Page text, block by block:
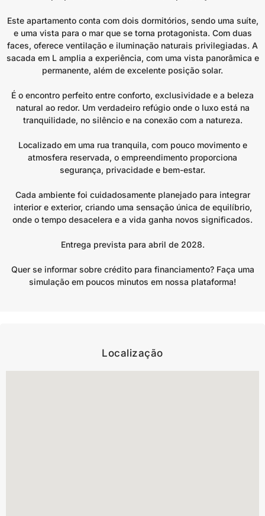
Este apartamento conta com dois dormitórios, sendo uma suíte,
e uma vista para o mar que se torna protagonista. Com duas
faces, oferece ventilação e iluminação naturais privilegiadas. A
sacada em L amplia a experiência, com uma vista panorâmica e
permanente, além de excelente posição solar.
É o encontro perfeito entre conforto, exclusividade e a beleza
natural ao redor. Um verdadeiro refúgio onde o luxo está na
tranquilidade, no silêncio e na conexão com a natureza.
Localizado em uma rua tranquila, com pouco movimento e
atmosfera reservada, o empreendimento proporciona
segurança, privacidade e bem-estar.
Cada ambiente foi cuidadosamente planejado para integrar
interior e exterior, criando uma sensação única de equilíbrio,
onde o tempo desacelera e a vida ganha novos significados.
Entrega prevista para abril de 2028.
Quer se informar sobre crédito para financiamento? Faça uma
simulação em poucos minutos em nossa plataforma!
Localização